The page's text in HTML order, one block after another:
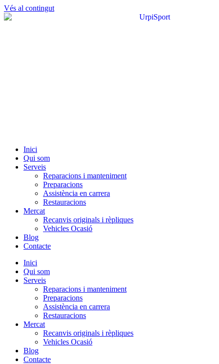
Vés al contingut
Inici
Qui som
Serveis
Reparacions i manteniment
Preparacions
Assistència en carrera
Restauracions
Mercat
Recanvis originals i rèpliques
Vehicles Ocasió
Blog
Contacte
Inici
Qui som
Serveis
Reparacions i manteniment
Preparacions
Assistència en carrera
Restauracions
Mercat
Recanvis originals i rèpliques
Vehicles Ocasió
Blog
Contacte